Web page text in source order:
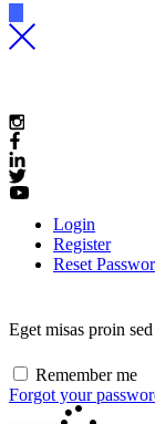
Login
Register
Reset
Eget misas proin
Remember me
Forgot your